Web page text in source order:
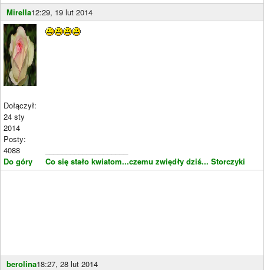
Mirella12:29, 19 lut 2014
Dołączył:
24 sty
2014
Posty:
4088
Do góry
Co się stało kwiatom...czemu zwiędły dziś... Storczyki
berolina18:27, 28 lut 2014